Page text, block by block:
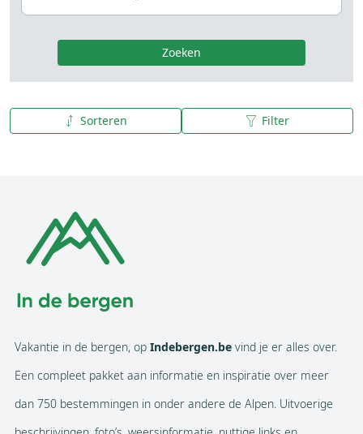
Zoeken
Sorteren Filter
A tot Z
Vakantie in de bergen, op Indebergen.be vind je er alles over.
Een compleet pakket aan informatie en inspiratie over meer
dan 750 bestemmingen in onder andere de Alpen. Uitvoerige